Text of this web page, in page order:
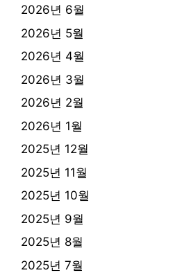
2026년 6월
2026년 5월
2026년 4월
2026년 3월
2026년 2월
2026년 1월
2025년 12월
2025년 11월
2025년 10월
2025년 9월
2025년 8월
2025년 7월